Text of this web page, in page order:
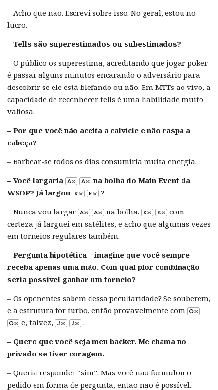
– Acho que não. Escrevi sobre isso. No geral, estou no
lucro.
– Tells são superestimados ou subestimados?
– O público os superestima, acreditando que jogar poker
é passar alguns minutos encarando o adversário para
descobrir se ele está blefando ou não. Em MTTs ao vivo, a
capacidade de reconhecer tells é uma habilidade muito
valiosa.
– Por que você não aceita a calvície e não raspa a
cabeça?
– Barbear-se todos os dias consumiria muita energia.
– Você largaria
na bolha do Main Event da
WSOP? Já largou
?
– Nunca vou largar
na bolha.
com
certeza já larguei em satélites, e acho que algumas vezes
em torneios regulares também.
– Pergunta hipotética – imagine que você sempre
receba apenas uma mão. Com qual pior combinação
seria possível ganhar um torneio?
– Os oponentes sabem dessa peculiaridade? Se souberem,
e a estrutura for turbo, então provavelmente com
e, talvez,
.
– Quero que você seja meu backer. Me chama no
privado se tiver coragem.
– Queria responder “sim”. Mas você não formulou o
pedido em forma de pergunta, então não é possível.